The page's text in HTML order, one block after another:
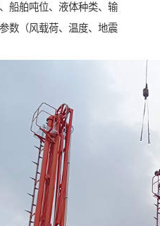
船舶吨位、液体种类、输
数（风载荷、温度、地震